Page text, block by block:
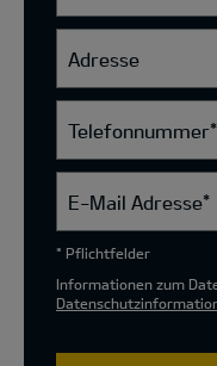
Adresse
Telefonnummer*
E-Mail Adresse*
* Pflichtfelder
Informationen zum